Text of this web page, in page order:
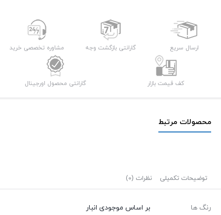
ارسال سریع گارانتی بازگشت وجه مشاوره تخصصی خرید
کف قیمت بازار گارانتی محصول اورجینال
محصولات مرتبط
توضیحات تکمیلی نظرات (0)
رنگ ها بر اساس موجودی انبار